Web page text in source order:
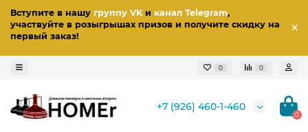
Вступите в нашу группу VKи канал Telegram,
участвуйте в розыгрышах призов и получите скидку на
первый заказ!
0 0
+7 (926) 460-1-460
0